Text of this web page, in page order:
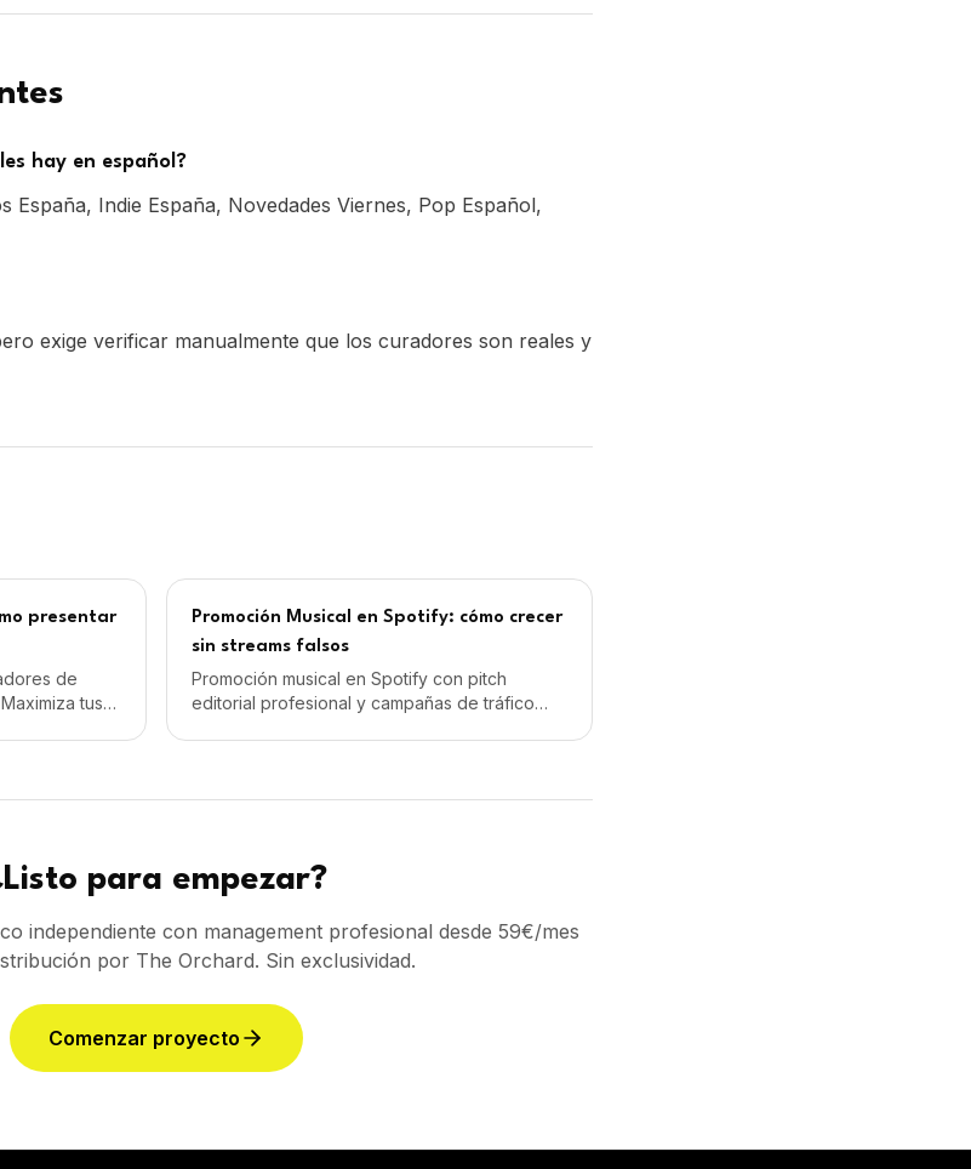
hay en español?
España, Indie España, Novedades Viernes, Pop Español,
exige verificar manualmente que los curadores son reales y
presentar
de
tus
Promoción Musical en Spotify: cómo crecer
sin streams falsos
Promoción musical en Spotify con pitch
editorial profesional y campañas de tráfico
para empezar?
independiente con management profesional desde 59€/mes
por The Orchard. Sin exclusividad.
Comenzar proyecto